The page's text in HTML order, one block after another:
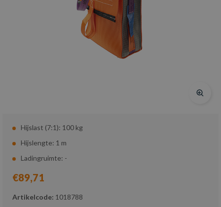
Hijslast (7:1): 100 kg
Hijslengte: 1 m
Ladingruimte: -
€89,71
Artikelcode: 1018788